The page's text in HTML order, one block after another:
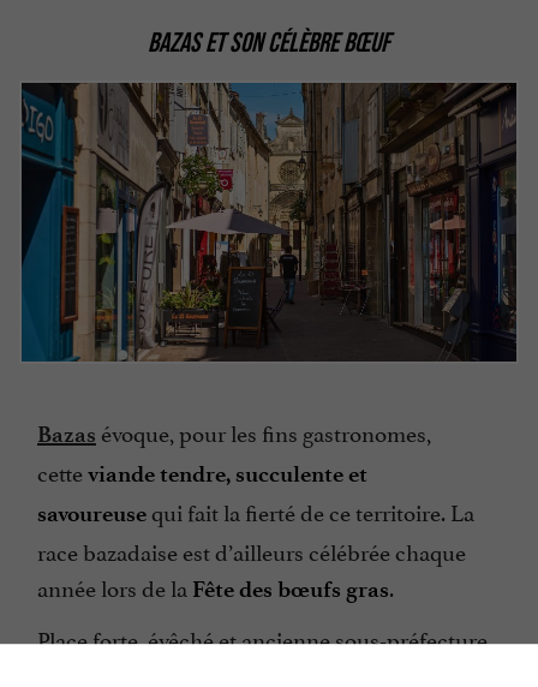
BAZAS ET SON CÉLÈBRE BŒUF
Bazas évoque, pour les fins gastronomes,
cetteviande tendre, succulente et
savoureusequi fait la fierté de ce territoire. La
race bazadaise est d’ailleurs célébrée chaque
année lors de la Fête des bœufs gras.
Place forte, évêché et ancienne sous-préfecture,